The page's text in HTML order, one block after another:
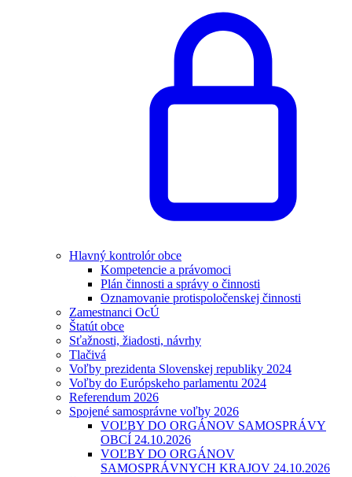
Hlavný kontrolór obce
Kompetencie a právomoci
Plán činnosti a správy o činnosti
Oznamovanie protispoločenskej činnosti
Zamestnanci OcÚ
Štatút obce
Sťažnosti, žiadosti, návrhy
Tlačivá
Voľby prezidenta Slovenskej republiky 2024
Voľby do Európskeho parlamentu 2024
Referendum 2026
Spojené samosprávne voľby 2026
VOĽBY DO ORGÁNOV SAMOSPRÁVY
OBCÍ 24.10.2026
VOĽBY DO ORGÁNOV
SAMOSPRÁVNYCH KRAJOV 24.10.2026